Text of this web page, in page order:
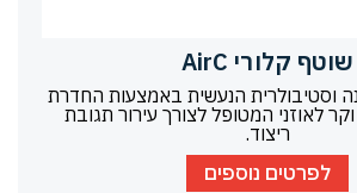
שוטף קלורי AirC
וסטיבולרית הנעשית באמצעות החדרת
לאוזני המטופל לצורך עירור תגובת
ריצוד.
לפרטים נוספים